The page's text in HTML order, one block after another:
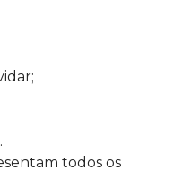
todos os